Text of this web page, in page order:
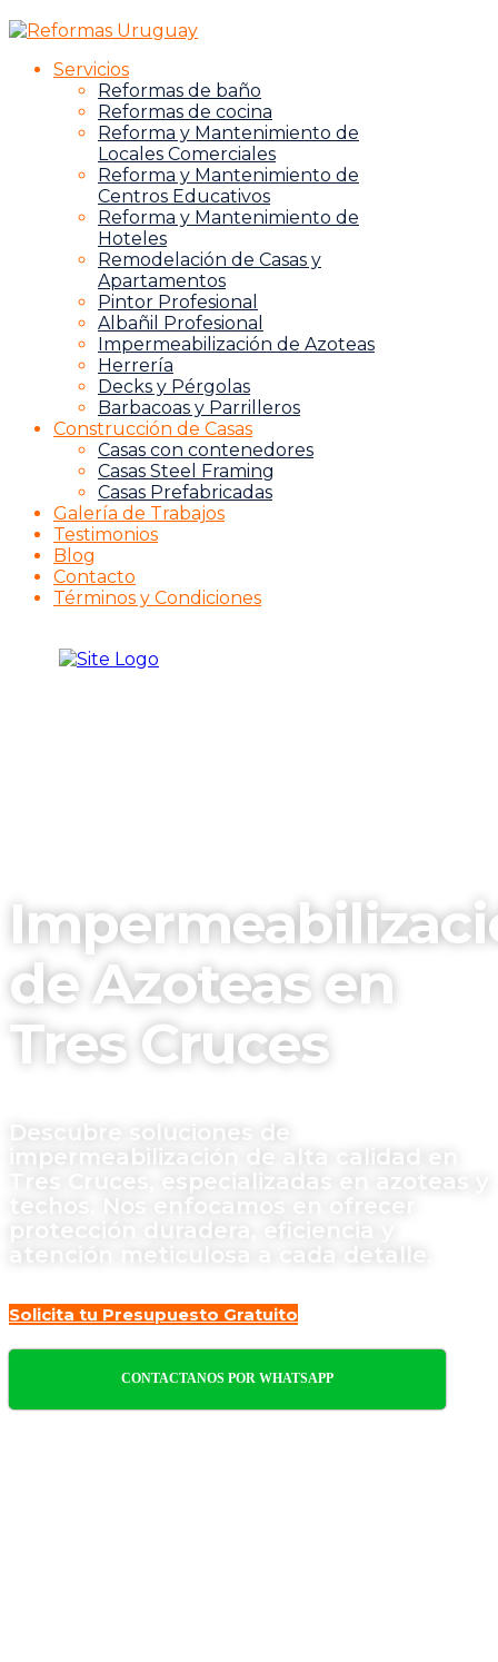
Servicios
Reformas de baño
Reformas de cocina
Reforma y Mantenimiento de
Locales Comerciales
Reforma y Mantenimiento de
Centros Educativos
Reforma y Mantenimiento de
Hoteles
Remodelación de Casas y
Apartamentos
Pintor Profesional
Albañil Profesional
Impermeabilización de Azoteas
Herrería
Decks y Pérgolas
Barbacoas y Parrilleros
Construcción de Casas
Casas con contenedores
Casas Steel Framing
Casas Prefabricadas
Galería de Trabajos
Testimonios
Blog
Contacto
Términos y Condiciones
de Azoteas en
Tres Cruces
Descubre soluciones de
impermeabilización de alta calidad en
Tres Cruces, especializadas en azoteas y
techos. Nos enfocamos en ofrecer
protección duradera, eficiencia y
atención meticulosa a cada detalle.
Solicita tu Presupuesto Gratuito
CONTACTANOS POR WHATSAPP